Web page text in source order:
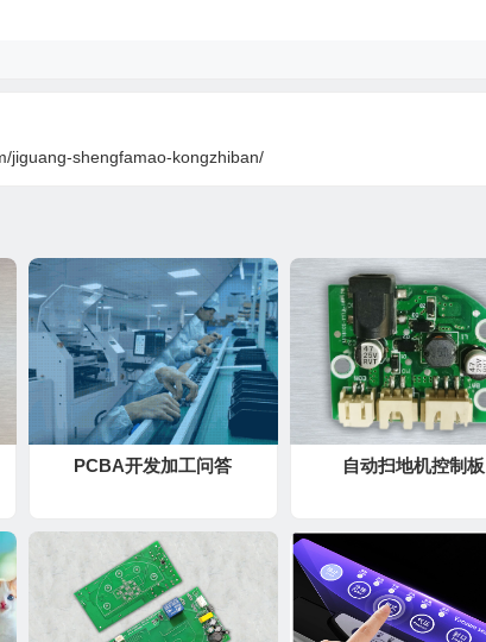
jiguang-shengfamao-kongzhiban/
PCBA开发加工问答 自动扫地机控制板